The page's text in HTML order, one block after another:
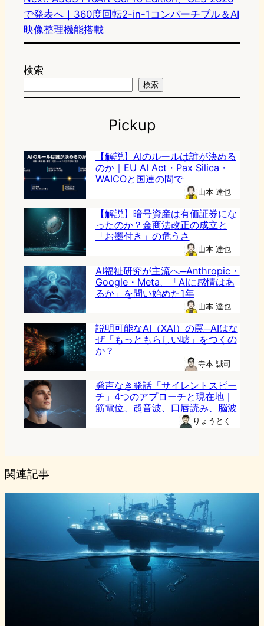
で発表へ｜360度回転2-in-1コンバーチブル＆AI
映像整理機能搭載
検索
検索
Pickup
【解説】AIのルールは誰が決める
のか｜EU AI Act・Pax Silica・
WAICOと国連の間で
山本 達也
【解説】暗号資産は有価証券にな
ったのか？金商法改正の成立と
「お墨付き」の危うさ
山本 達也
AI福祉研究が主流へ─Anthropic・
Google・Meta、「AIに感情はあ
るか」を問い始めた1年
山本 達也
説明可能なAI（XAI）の罠─AIはな
ぜ「もっともらしい嘘」をつくの
か？
寺本 誠司
発声なき発話「サイレントスピー
チ」4つのアプローチと現在地｜
筋電位、超音波、口唇読み、脳波
りょうとく
関連記事